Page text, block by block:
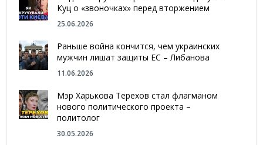
Куц о «звоночках» перед вторжением
25.06.2026
Раньше война кончится, чем украинских
мужчин лишат защиты ЕС – Либанова
11.06.2026
Мэр Харькова Терехов стал флагманом
нового политического проекта –
политолог
30.05.2026